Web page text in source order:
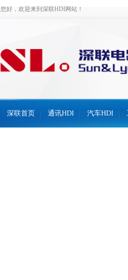
您好，欢迎来到深联HDI网站！
深联首页 通讯HDI 汽车HDI